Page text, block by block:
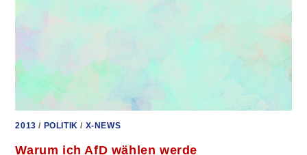
2013 / POLITIK / X-NEWS
Warum ich AfD wählen werde